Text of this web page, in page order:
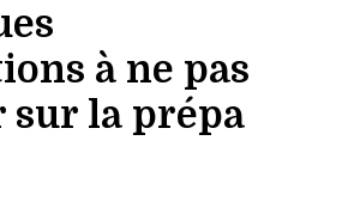
à ne pas
sur la prépa